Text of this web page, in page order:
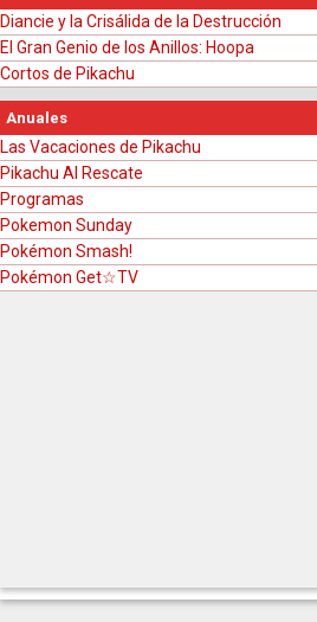
Diancie y la Crisálida de la Destrucción
El Gran Genio de los Anillos: Hoopa
Cortos de Pikachu
Anuales
Las Vacaciones de Pikachu
Pikachu Al Rescate
Programas
Pokemon Sunday
Pokémon Smash!
Pokémon Get☆TV